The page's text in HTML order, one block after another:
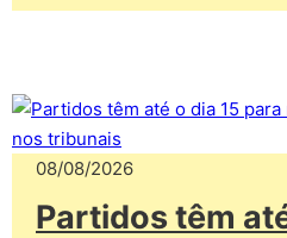
08/08/2026
Partidos têm